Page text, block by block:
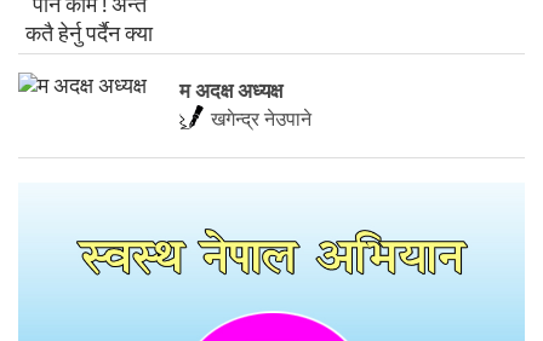
म अदक्ष अध्यक्ष
खगेन्द्र नेउपाने